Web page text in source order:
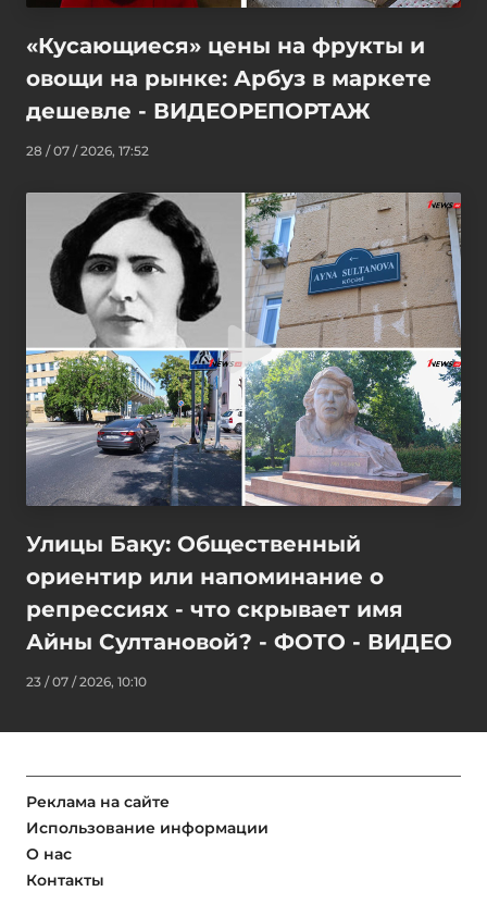
«Кусающиеся» цены на фрукты и
овощи на рынке: Арбуз в маркете
дешевле - ВИДЕОРЕПОРТАЖ
28 / 07 / 2026, 17:52
Улицы Баку: Общественный
ориентир или напоминание о
репрессиях - что скрывает имя
Айны Султановой? - ФОТО - ВИДЕО
23 / 07 / 2026, 10:10
Реклама на сайте
Использование информации
О нас
Контакты